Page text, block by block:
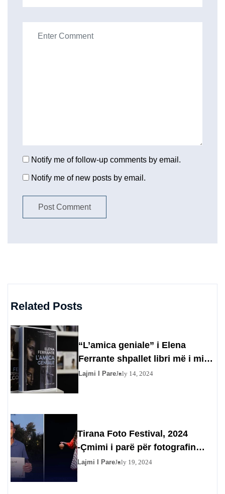
Notify me of follow-up comments by email.
Notify me of new posts by email.
Related Posts
“L’amica geniale” i Elena
Ferrante shpallet libri më i mirë
i shekullit
Lajmi I PareJuly 14, 2024
Tirana Foto Festival, 2024
-Çmimi i parë për fotografin
fierak Eduart Gjino me
fotografinë “rrënjët”
Lajmi I PareJuly 19, 2024